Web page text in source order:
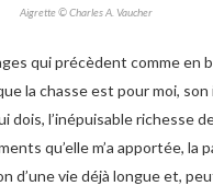
Aigrette © Charles A. Vaucher
qui précèdent comme en
la chasse est pour moi,
dois, l’inépuisable richesse
qu’elle m’a apportée, la
d’une vie déjà longue et,